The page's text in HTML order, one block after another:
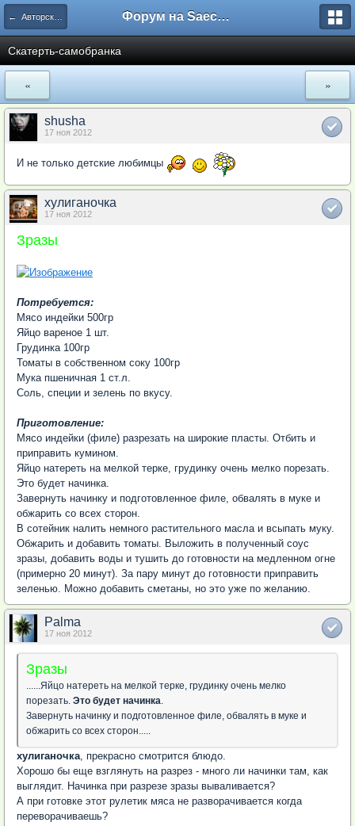
← Авторские рецепты Форум на Saechka.Ru - энциклопедия домашнего уюта
Скатерть-самобранка
« »
shusha
17 ноя 2012
И не только детские любимцы
хулиганочка
17 ноя 2012
Зразы
Потребуется:
Мясо индейки 500гр
Яйцо вареное 1 шт.
Грудинка 100гр
Томаты в собственном соку 100гр
Мука пшеничная 1 ст.л.
Соль, специи и зелень по вкусу.
Приготовление:
Мясо индейки (филе) разрезать на широкие пласты. Отбить и
приправить кумином.
Яйцо натереть на мелкой терке, грудинку очень мелко порезать.
Это будет начинка.
Завернуть начинку и подготовленное филе, обвалять в муке и
обжарить со всех сторон.
В сотейник налить немного растительного масла и всыпать муку.
Обжарить и добавить томаты. Выложить в полученный соус
зразы, добавить воды и тушить до готовности на медленном огне
(примерно 20 минут). За пару минут до готовности приправить
зеленью. Можно добавить сметаны, но это уже по желанию.
Palma
17 ноя 2012
Зразы
......Яйцо натереть на мелкой терке, грудинку очень мелко
порезать. Это будет начинка.
Завернуть начинку и подготовленное филе, обвалять в муке и
обжарить со всех сторон.....
хулиганочка, прекрасно смотрится блюдо.
Хорошо бы еще взглянуть на разрез - много ли начинки там, как
выглядит. Начинка при разрезе зразы вываливается?
А при готовке этот рулетик мяса не разворачивается когда
переворачиваешь?